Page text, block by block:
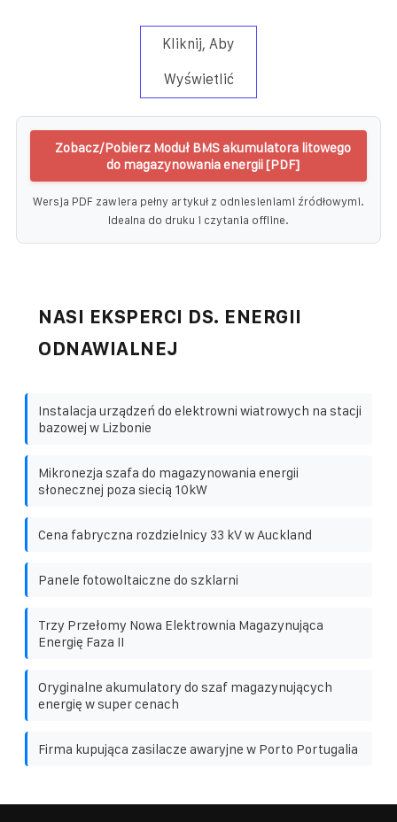
Kliknij, Aby
Wyświetlić
Zobacz/Pobierz Moduł BMS akumulatora litowego
do magazynowania energii [PDF]
Wersja PDF zawiera pełny artykuł z odniesieniami źródłowymi.
Idealna do druku i czytania offline.
NASI EKSPERCI DS. ENERGII
ODNAWIALNEJ
Instalacja urządzeń do elektrowni wiatrowych na stacji
bazowej w Lizbonie
Mikronezja szafa do magazynowania energii
słonecznej poza siecią 10kW
Cena fabryczna rozdzielnicy 33 kV w Auckland
Panele fotowoltaiczne do szklarni
Trzy Przełomy Nowa Elektrownia Magazynująca
Energię Faza II
Oryginalne akumulatory do szaf magazynujących
energię w super cenach
Firma kupująca zasilacze awaryjne w Porto Portugalia